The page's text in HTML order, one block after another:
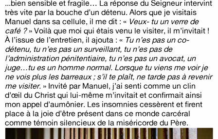
...bien sensible et fragile… La réponse du Seigneur intervint
très vite par la bouche d’un détenu. Alors que je visitais
Manuel dans sa cellule, il me dit : « Veux- tu un verre de
café ? » Voilà que moi qui étais venu le visiter, il m’invitait !
À l’issue de l’entretien, il ajouta : « Tu n’es pas un co-
détenu, tu n’es pas un surveillant, tu n’es pas de
l’administration pénitentiaire, tu n’es pas un avocat, un
juge…tu es un homme normal. Lorsque tu viens me voir je
ne vois plus les barreaux ; s’il te plaît, ne tarde pas à revenir
me visiter. » Invité par Manuel, j’ai senti comme un clin
d’œil du Christ qui lui-même m’invitait et confirmait ainsi
mon appel d’aumônier. Les insomnies cessèrent et firent
place à la joie d’être présent dans ce monde carcéral
comme témoin silencieux de la miséricorde du Père.